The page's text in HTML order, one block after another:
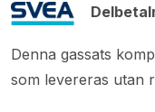
Denna gassats
som levereras utan